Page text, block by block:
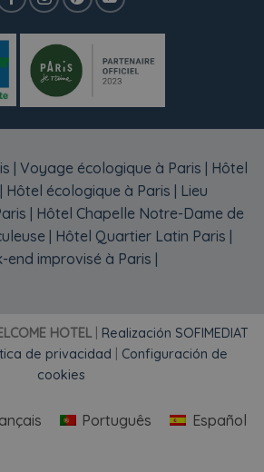
| Voyage écologique à Paris | Hôtel
| Hôtel écologique à Paris | Lieu
| Hôtel Chapelle Notre-Dame de
| Hôtel Quartier Latin Paris |
end improvisé à Paris |
HOTEL
Realización SOFIMEDIAT
de privacidad
Configuración de
cookies
Português Español